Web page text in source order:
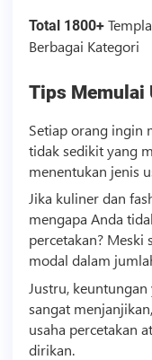
Total 1800+
Berbagai Kategori
Tips Memulai
Setiap orang ingin
tidak sedikit yang
menentukan jenis
Jika kuliner dan
mengapa Anda
percetakan? Meski
modal dalam
Justru,
sangat
usaha percetakan
dirikan.